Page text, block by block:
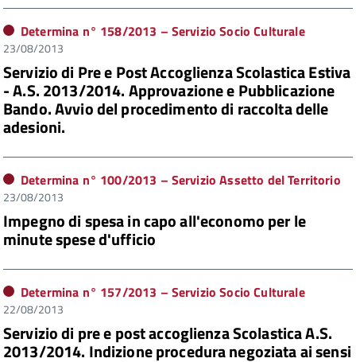
Determina n° 158/2013 – Servizio Socio Culturale
23/08/2013
Servizio di Pre e Post Accoglienza Scolastica Estiva
- A.S. 2013/2014. Approvazione e Pubblicazione
Bando. Avvio del procedimento di raccolta delle
adesioni.
Determina n° 100/2013 – Servizio Assetto del Territorio
23/08/2013
Impegno di spesa in capo all'economo per le
minute spese d'ufficio
Determina n° 157/2013 – Servizio Socio Culturale
22/08/2013
Servizio di pre e post accoglienza Scolastica A.S.
2013/2014. Indizione procedura negoziata ai sensi